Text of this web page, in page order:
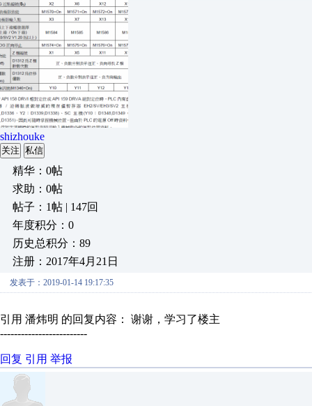
shizhouke
关注 私信
精华：0帖
求助：0帖
帖子：1帖 | 147回
年度积分：0
历史总积分：89
注册：2017年4月21日
发表于：2019-01-14 19:17:35
引用 潘炜明 的回复内容： 谢谢，学习了楼主
-------------------------
回复 引用 举报